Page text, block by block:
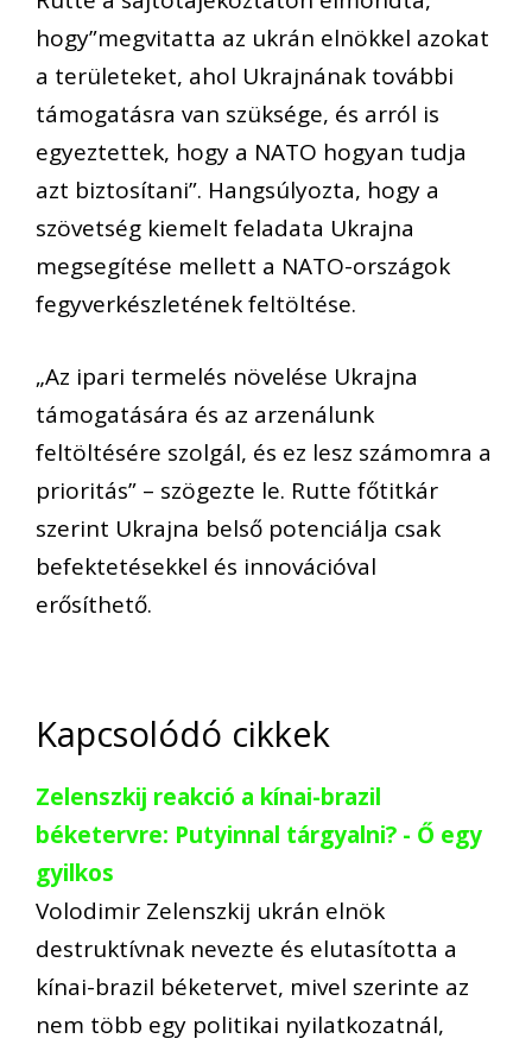
hogy”megvitatta az ukrán elnökkel azokat
a területeket, ahol Ukrajnának további
támogatásra van szüksége, és arról is
egyeztettek, hogy a NATO hogyan tudja
azt biztosítani”. Hangsúlyozta, hogy a
szövetség kiemelt feladata Ukrajna
megsegítése mellett a NATO-országok
fegyverkészletének feltöltése.
„Az ipari termelés növelése Ukrajna
támogatására és az arzenálunk
feltöltésére szolgál, és ez lesz számomra a
prioritás” – szögezte le. Rutte főtitkár
szerint Ukrajna belső potenciálja csak
befektetésekkel és innovációval
erősíthető.
Kapcsolódó cikkek
Zelenszkij reakció a kínai-brazil
béketervre: Putyinnal tárgyalni? - Ő egy
gyilkos
Volodimir Zelenszkij ukrán elnök
destruktívnak nevezte és elutasította a
kínai-brazil béketervet, mivel szerinte az
nem több egy politikai nyilatkozatnál,